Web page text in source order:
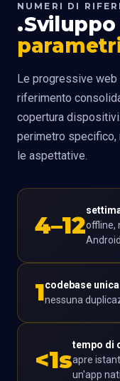
NUMERI DI
Sviluppo
Le progressive web
riferimento
copertura
perimetro specifico,
le aspettative.
4–12offline,
Android
1codebase unica
nessuna
<1s
tempo di
apre
un'app